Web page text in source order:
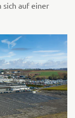
sich auf einer